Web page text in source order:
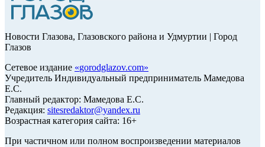
Новости Глазова, Глазовского района и Удмуртии | Город
Глазов
Сетевое издание «gorodglazov.com»
Учредитель Индивидуальный предприниматель Мамедова
Е.С.
Главный редактор: Мамедова Е.С.
Редакция: sitesredaktor@yandex.ru
Возрастная категория сайта: 16+
При частичном или полном воспроизведении материалов